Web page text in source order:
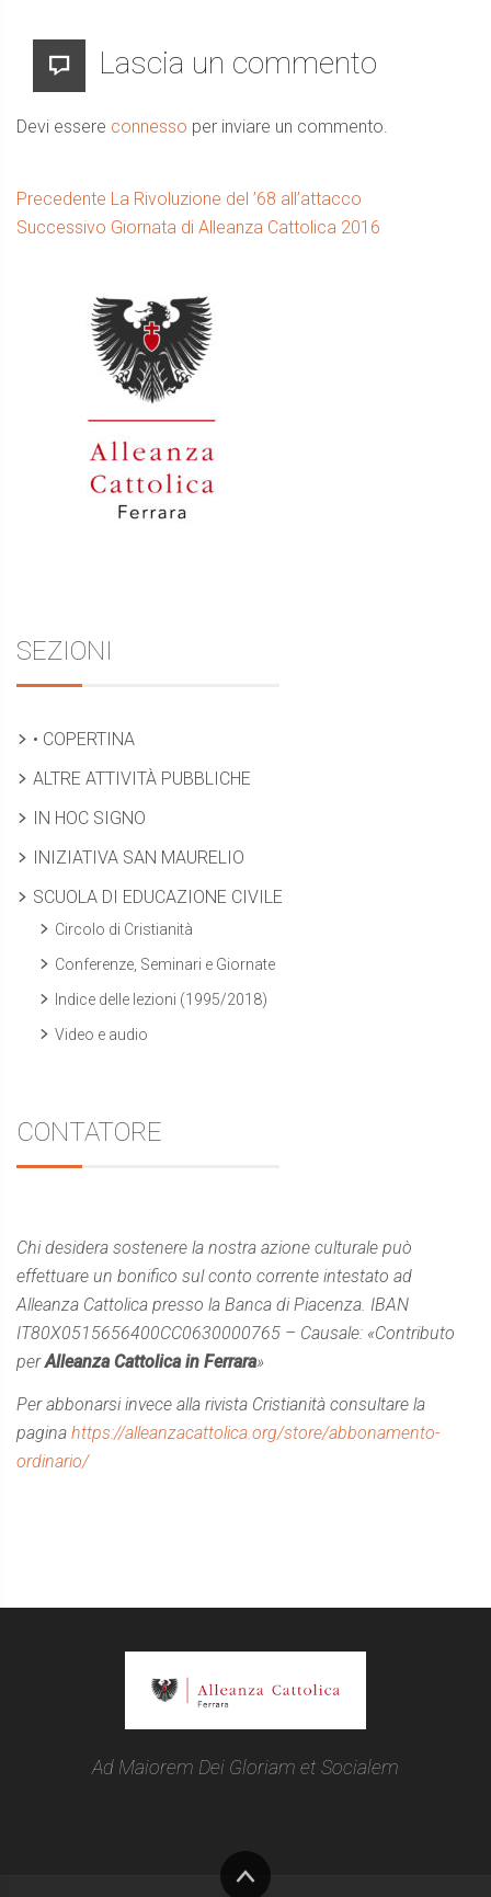
Lascia un commento
Devi essere connesso per inviare un commento.
Navigazione
articoli
Precedente Articolo
precedente:
La Rivoluzione del ’68 all’attacco
Successivo Prossimo
Giornata di Alleanza Cattolica 2016
laterale
SEZIONI
• COPERTINA
ALTRE ATTIVITÀ PUBBLICHE
IN HOC SIGNO
INIZIATIVA SAN MAURELIO
SCUOLA DI EDUCAZIONE CIVILE
Circolo di Cristianità
Conferenze, Seminari e Giornate
Indice delle lezioni (1995/2018)
Video e audio
CONTATORE
Chi desidera sostenere la nostra azione culturale può
effettuare un bonifico sul conto corrente intestato ad
Alleanza Cattolica presso la Banca di Piacenza. IBAN
IT80X0515656400CC0630000765 – Causale: «Contributo
perAlleanza Cattolica in Ferrara»
Per abbonarsi invece alla rivista Cristianità consultare la
pagina https://alleanzacattolica.org/store/abbonamento-
ordinario/
Ad Maiorem Dei Gloriam et Socialem